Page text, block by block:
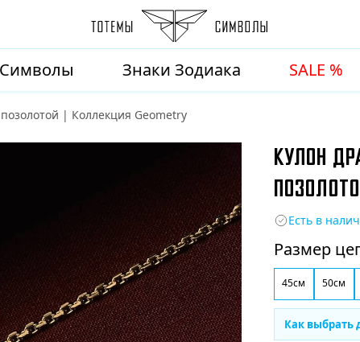
Символы Знаки Зодиака SALE %
| Коллекция Geometry
КУЛОН
Есть в
Размер
45см 50см
Как выбрать